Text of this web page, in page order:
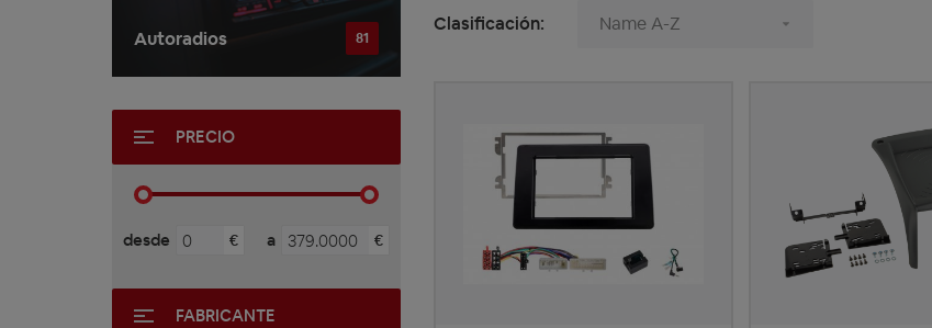
Autoradios 81
PRECIO
desde € a €
FABRICANTE
Clasificación: